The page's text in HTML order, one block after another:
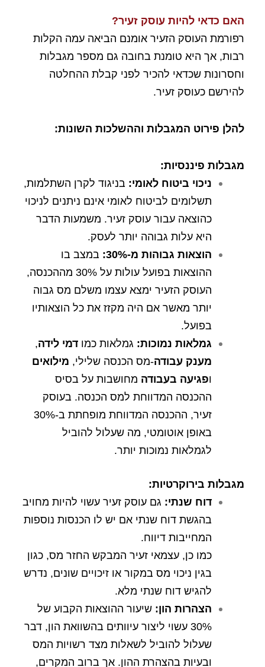
האם כדאי להיות עוסק זעיר?
רפורמת העוסק הזעיר אומנם הביאה עמה הקלות
רבות, אך היא טומנת בחובה גם מספר מגבלות
וחסרונות שכדאי להכיר לפני קבלת ההחלטה
להירשם כעוסק זעיר.
להלן פירוט המגבלות וההשלכות השונות:
מגבלות פיננסיות:
ניכוי ביטוח לאומי: בניגוד לקרן השתלמות,
תשלומים לביטוח לאומי אינם ניתנים לניכוי
כהוצאה עבור עוסק זעיר. משמעות הדבר
היא עלות גבוהה יותר לעסק.
הוצאות גבוהות מ-30%
: במצב בו
ההוצאות בפועל עולות על 30% מההכנסה,
העוסק הזעיר ימצא עצמו משלם מס גבוה
יותר מאשר אם היה מקזז את כל הוצאותיו
בפועל.
גמלאות נמוכות: גמלאות כמו דמי לידה,
מענק עבודה-מס הכנסה שלילי, מילואים
ופגיעה בעבודה מחושבות על בסיס
ההכנסה המדווחת למס הכנסה. בעוסק
זעיר, ההכנסה המדווחת מופחתת ב-30%
באופן אוטומטי, מה שעלול להוביל
לגמלאות נמוכות יותר.
מגבלות בירוקרטיות:
דוח שנתי: גם עוסק זעיר עשוי להיות מחויב
בהגשת דוח שנתי אם יש לו הכנסות נוספות
המחייבות דיווח.
כמו כן, עצמאי זעיר המבקש החזר מס, כגון
בגין ניכוי מס במקור או זיכויים שונים, נדרש
להגיש דוח שנתי מלא.
הצהרות הון: שיעור ההוצאות הקבוע של
30% עשוי ליצור עיוותים בהשוואת הון, דבר
שעלול להוביל לשאלות מצד רשויות המס
ובעיות בהצהרת ההון. אך ברוב המקרים,